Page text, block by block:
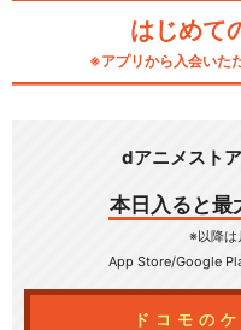
はじめて
※アプリから入会いた
dアニメスト
本日入ると最
※以降は
App Store/Google
ドコモの